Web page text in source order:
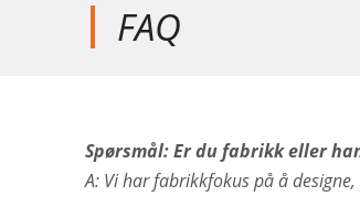
FAQ
Spørsmål: Er du fabrikk eller
A: Vi har fabrikkfokus på å